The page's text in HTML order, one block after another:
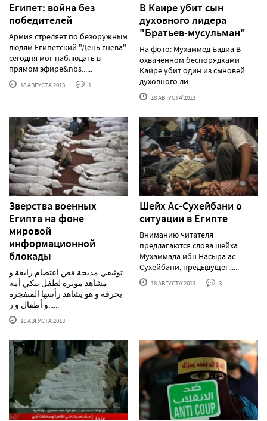
Египет: война без
победителей
Армия стреляет по безоружным
людям Египетский "День гнева"
сегодня мог наблюдать в
прямом эфире&nbs......
18 АВГУСТА'2013 1
В Каире убит сын
духовного лидера
"Братьев-мусульман"
На фото: Мухаммед Бадиа В
охваченном беспорядками
Каире убит один из сыновей
духовного ли......
18 АВГУСТА'2013
Зверства военных
Египта на фоне
мировой
информационной
блокады
توثيقي مذبحة فض اعتصام رابعة و
مشاهد موثرة لطفل يبكي أمه
بحرقة و هو يشاهد رأسها المنفجرة
و أطفال و ر......
18 АВГУСТА'2013
Шейх Ас-Сухейбани о
ситуации в Египте
Вниманию читателя
предлагаются слова шейха
Мухаммада ибн Насыра ас-
Сухейбани, предыдущег......
18 АВГУСТА'2013 3